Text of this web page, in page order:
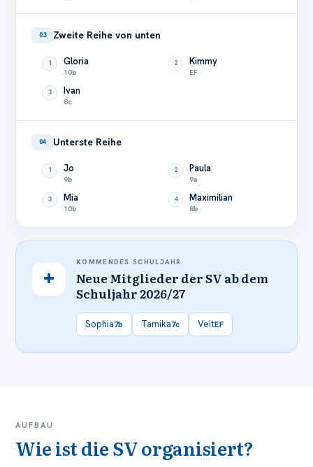
03 Zweite Reihe von unten
1 Gloria
10b
2 Kimmy
EF
3 Ivan
8c
04 Unterste Reihe
1 Jo
9b
2 Paula
9a
3 Mia
10b
4 Maximilian
8b
KOMMENDES SCHULJAHR
Neue Mitglieder der SV ab dem
Schuljahr 2026/27
Sophia7b Tamika7c VeitEF
AUFBAU
Wie ist die SV organisiert?